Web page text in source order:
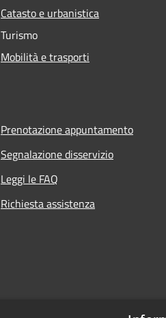
Catasto e urbanistica
Turismo
Mobilità e trasporti
Prenotazione appuntamento
Segnalazione disservizio
Leggi le FAQ
Richiesta assistenza